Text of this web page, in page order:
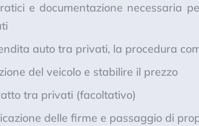
e documentazione necessaria
auto tra privati, la procedura
del veicolo e stabilire il prezzo
tra privati (facoltativo)
delle firme e passaggio di